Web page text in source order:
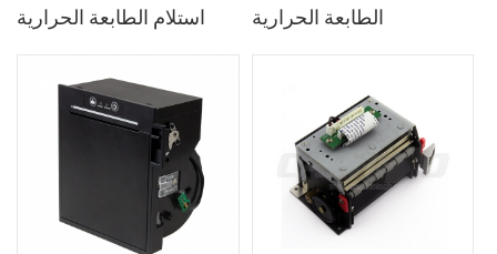
استلام الطابعة الحرارية
الطابعة الحرارية